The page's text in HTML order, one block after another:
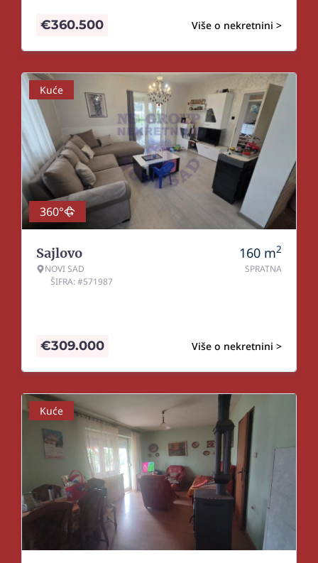
Više o nekretnini >
€360.500
Kuće
360°
Sajlovo
NOVI SAD
ŠIFRA: #571987
160 m2
SPRATNA
Više o nekretnini >
€309.000
Kuće